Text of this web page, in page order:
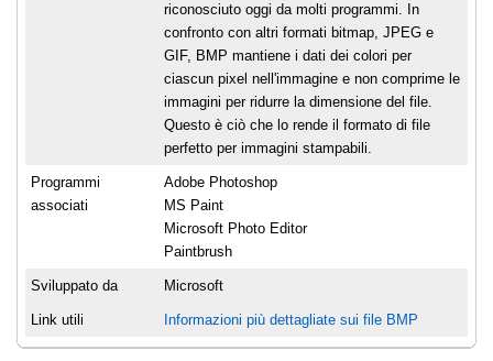
riconosciuto oggi da molti programmi. In
confronto con altri formati bitmap, JPEG e
GIF, BMP mantiene i dati dei colori per
ciascun pixel nell'immagine e non comprime le
immagini per ridurre la dimensione del file.
Questo è ciò che lo rende il formato di file
perfetto per immagini stampabili.
Programmi
associati
Adobe Photoshop
MS Paint
Microsoft Photo Editor
Paintbrush
Sviluppato da Microsoft
Link utili Informazioni più dettagliate sui file BMP